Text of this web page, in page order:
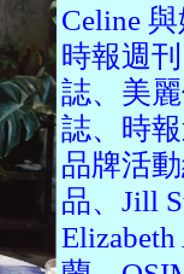
Celine
時報週
誌、美
誌、時
品牌活
品、Jill